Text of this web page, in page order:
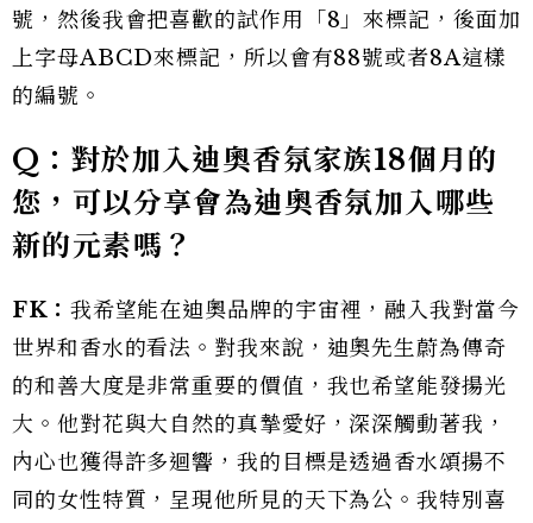
號，然後我會把喜歡的試作用「8」來標記，後面加
上字母ABCD來標記，所以會有88號或者8A這樣
的編號。
Q：對於加入迪奧香氛家族18個月的
您，可以分享會為迪奧香氛加入哪些
新的元素嗎？
FK： 我希望能在迪奧品牌的宇宙裡，融入我對當今
世界和香水的看法。對我來說，迪奧先生蔚為傳奇
的和善大度是非常重要的價值，我也希望能發揚光
大。他對花與大自然的真摯愛好，深深觸動著我，
內心也獲得許多迴響，我的目標是透過香水頌揚不
同的女性特質，呈現他所見的天下為公。我特別喜